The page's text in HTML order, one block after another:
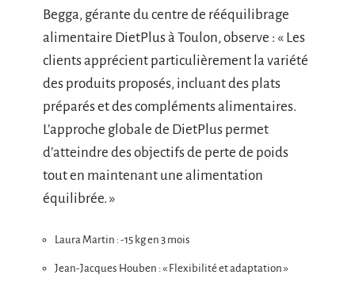
Begga, gérante du centre de rééquilibrage
alimentaire DietPlus à Toulon, observe : « Les
clients apprécient particulièrement la variété
des produits proposés, incluant des plats
préparés et des compléments alimentaires.
L’approche globale de DietPlus permet
d’atteindre des objectifs de perte de poids
tout en maintenant une alimentation
équilibrée. »
Laura Martin : -15 kg en 3 mois
Jean-Jacques Houben : « Flexibilité et adaptation »